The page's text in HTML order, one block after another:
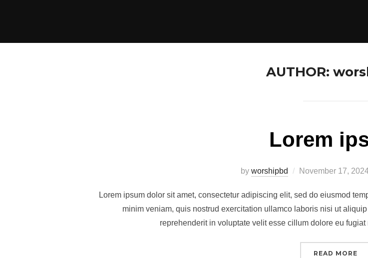
AUTHOR:
Lorem
by worshipbd
Posted
November 17,
Lorem ipsum dolor sit amet, consectetur adipiscing elit, sed do eiusmod
minim veniam, quis nostrud exercitation ullamco laboris nisi ut
reprehenderit in voluptate velit esse cillum dolore eu
READ MORE